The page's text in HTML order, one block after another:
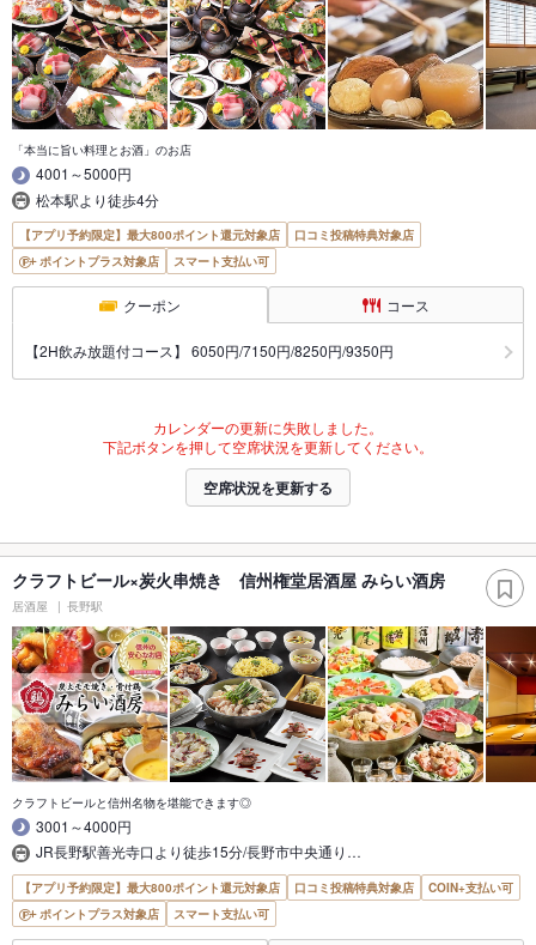
「本当に旨い料理とお酒」のお店
4001～5000円
松本駅より徒歩4分
【アプリ予約限定】最大800ポイント還元対象店
口コミ投稿特典対象店
ポイントプラス対象店
スマート支払い可
クーポン コース
【2H飲み放題付コース】 6050円/7150円/8250円/9350円
カレンダーの更新に失敗しました。
下記ボタンを押して空席状況を更新してください。
空席状況を更新する
クラフトビール×炭火串焼き 信州権堂居酒屋 みらい酒房
居酒屋 長野駅
クラフトビールと信州名物を堪能できます◎
3001～4000円
JR長野駅善光寺口より徒歩15分/長野市中央通り…
【アプリ予約限定】最大800ポイント還元対象店 口コミ投稿特典対象店
COIN+支払い可
ポイントプラス対象店
スマート支払い可